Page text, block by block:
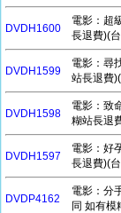
DVDH1600
電影：超
長退費)(
DVDH1599
電影：尋
站長退費
DVDH1598
電影：致
糊站長退
DVDH1597
電影：好
長退費)(
DVDP4162
電影：分
同 如有